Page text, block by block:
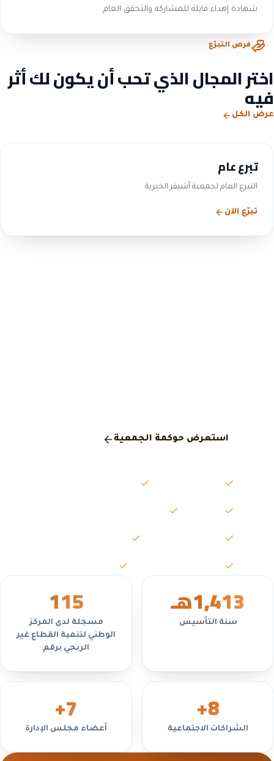
شهادة إهداء قابلة للمشاركة والتحقق العام.
فرص التبرّع
اختر المجال الذي تحب أن يكون لك أثر
فيه
عرض الكل
تبرع عام
التبرع العام لجمعية أشيقر الخيرية
تبرّع الآن
استعرض حوكمة الجمعية
1,413هـ
سنة التأسيس
115
مسجلة لدى المركز
الوطني لتنمية القطاع غير
الربحي برقم
8
+
الشراكات الاجتماعية
7
+
أعضاء مجلس الإدارة